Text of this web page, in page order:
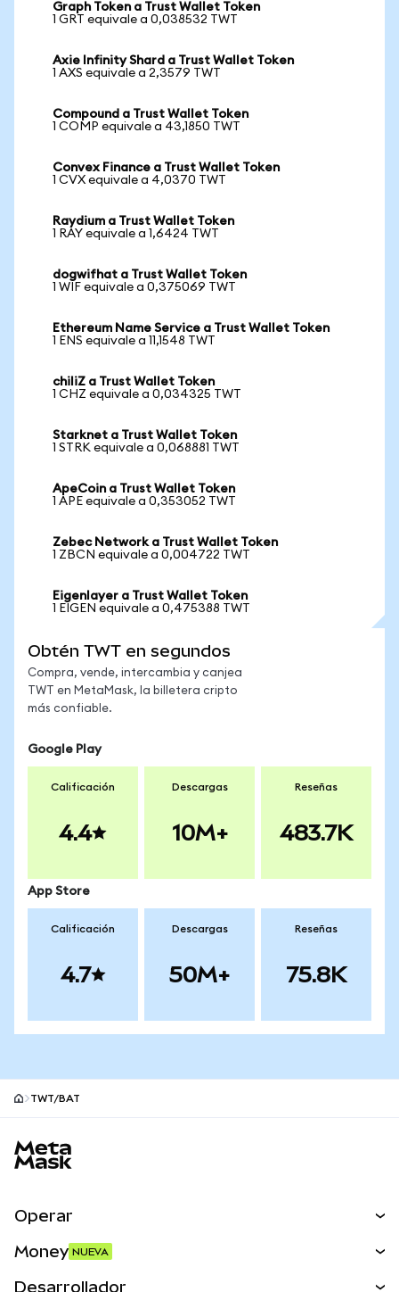
Graph Token a Trust Wallet Token
1 GRT equivale a 0,038532 TWT
Axie Infinity Shard a Trust Wallet Token
1 AXS equivale a 2,3579 TWT
Compound a Trust Wallet Token
1 COMP equivale a 43,1850 TWT
Convex Finance a Trust Wallet Token
1 CVX equivale a 4,0370 TWT
Raydium a Trust Wallet Token
1 RAY equivale a 1,6424 TWT
dogwifhat a Trust Wallet Token
1 WIF equivale a 0,375069 TWT
Ethereum Name Service a Trust Wallet Token
1 ENS equivale a 11,1548 TWT
chiliZ a Trust Wallet Token
1 CHZ equivale a 0,034325 TWT
Starknet a Trust Wallet Token
1 STRK equivale a 0,068881 TWT
ApeCoin a Trust Wallet Token
1 APE equivale a 0,353052 TWT
Zebec Network a Trust Wallet Token
1 ZBCN equivale a 0,004722 TWT
Eigenlayer a Trust Wallet Token
1 EIGEN equivale a 0,475388 TWT
Obtén TWT en segundos
Compra, vende, intercambia y canjea
TWT en MetaMask, la billetera cripto
más confiable.
Google Play
Calificación
4.4
Descargas
10M+
Reseñas
483.7K
App Store
Calificación
4.7
Descargas
50M+
Reseñas
75.8K
TWT/BAT
Operar
Money NUEVA
Desarrollador